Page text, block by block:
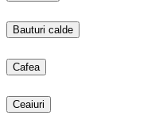
Bauturi calde
Cafea
Ceaiuri